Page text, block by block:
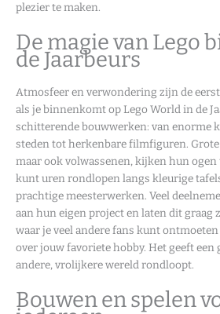
plezier te maken.
De magie van Lego
de Jaarbeurs
Atmosfeer en verwondering zijn de
als je binnenkomt op Lego World in de
schitterende bouwwerken: van enorme
steden tot herkenbare filmfiguren.
maar ook volwassenen, kijken hun ogen
kunt uren rondlopen langs kleurige
prachtige meesterwerken. Veel
aan hun eigen project en laten dit graag
waar je veel andere fans kunt
over jouw favoriete hobby. Het geeft een
andere, vrolijkere wereld rondloopt.
Bouwen en spelen